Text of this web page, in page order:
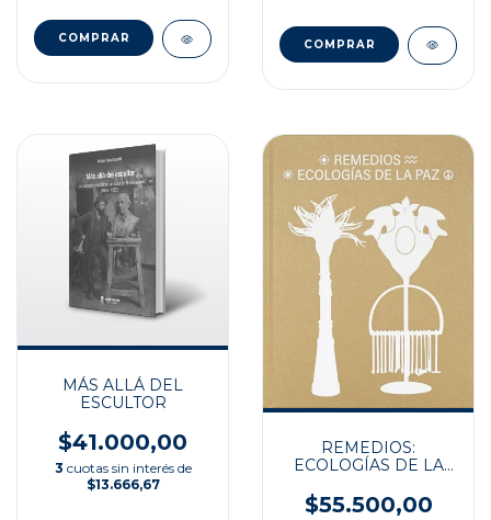
MÁS ALLÁ DEL
ESCULTOR
$41.000,00
3 cuotas sin interés de
$13.666,67
REMEDIOS:
ECOLOGÍAS DE LA
$55.500,00